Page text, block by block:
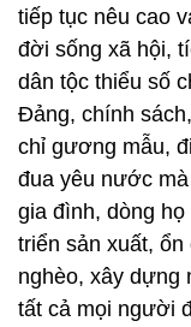
tiếp tục nêu cao
đời sống xã hội,
dân tộc thiểu số
Đảng, chính
chỉ gương mẫu,
đua yêu nước
gia đình, dòng
triển sản xuất,
nghèo, xây dựng
tất cả mọi người